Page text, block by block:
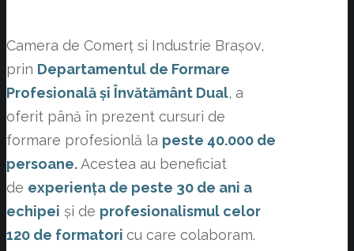
Camera de Comerț si Industrie Brașov,
prin Departamentul de Formare
Profesională și Învătământ Dual, a
oferit până în prezent cursuri de
formare profesionlă la peste 40.000 de
persoane.Acestea au beneficiat
de experiența de peste 30 de ani a
echipei și de profesionalismul celor
120 de formatori cu care colaboram.